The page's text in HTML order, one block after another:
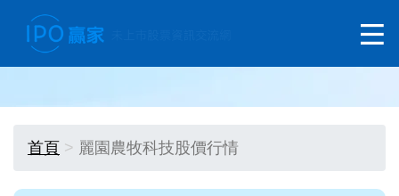
首頁 麗園農牧科技股價行情